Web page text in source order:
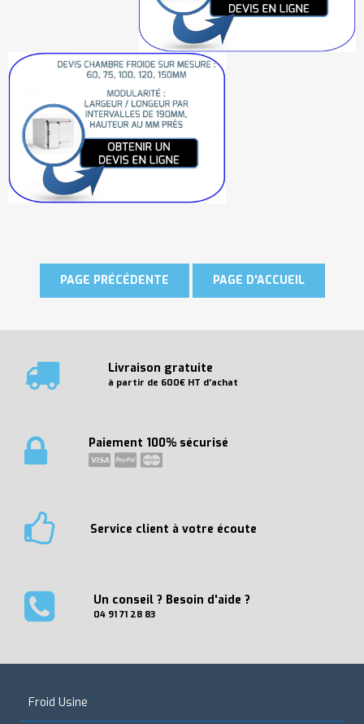
Livraison gratuite
à partir de 600€ HT d'achat
Paiement 100% sécurisé
Service client à votre écoute
Un conseil ? Besoin d'aide ?
04 91 71 28 83
Froid Usine